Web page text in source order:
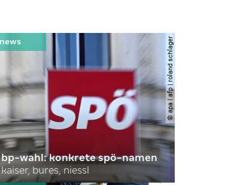
© apa | afp | roland schlager
bp-wahl: konkrete spö-namen
kaiser, bures, niessl